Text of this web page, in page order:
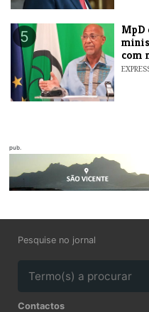
5
MpD
com
pub.
Pesquise no jornal
Contactos